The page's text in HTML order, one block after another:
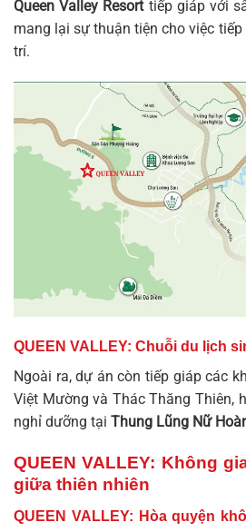
Queen Valley Resorttiếp giáp với
mang lại sự thuận tiện cho việc
trí.
QUEEN VALLEY: Chuỗi du lịch
Ngoài ra, dự án còn tiếp giáp các
Việt Mường và Thác Thăng Thiên,
nghỉ dưỡng tại Thung Lũng Nữ
QUEEN VALLEY: Không
giữa thiên nhiên
QUEEN VALLEY: Hòa quyện